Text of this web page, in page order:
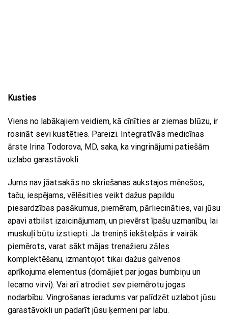
Kusties
Viens no labākajiem veidiem, kā cīnīties ar ziemas blūzu, ir
rosināt sevi kustēties. Pareizi. Integratīvās medicīnas
ārste Irina Todorova, MD, saka, ka vingrinājumi patiešām
uzlabo garastāvokli.
Jums nav jāatsakās no skriešanas aukstajos mēnešos,
taču, iespējams, vēlēsities veikt dažus papildu
piesardzības pasākumus, piemēram, pārliecināties, vai jūsu
apavi atbilst izaicinājumam, un pievērst īpašu uzmanību, lai
muskuļi būtu izstiepti. Ja treniņš iekštelpās ir vairāk
piemērots, varat sākt mājas trenažieru zāles
komplektēšanu, izmantojot tikai dažus galvenos
aprīkojuma elementus (domājiet par jogas bumbiņu un
lecamo virvi). Vai arī atrodiet sev piemērotu jogas
nodarbību. Vingrošanas ieradums var palīdzēt uzlabot jūsu
garastāvokli un padarīt jūsu ķermeni par labu.